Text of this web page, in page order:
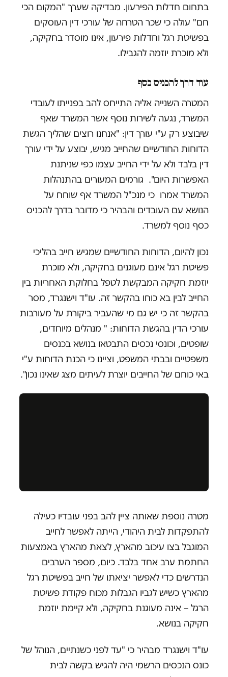
בתחום חדלות הפירעון. מבדיקה שערך "המקום הכי
חם" עולה כי שכר הטרחה של עורכי דין העוסקים
בפשיטת רגל וחדלות פירעון, אינו מוסדר בחקיקה,
ולא מוכרת יוזמה להגבילו.
עוד דרך להכניס כסף
המטרה השנייה אליה התייחס להב בפנייתו לעובדי
המשרד, נגעה לשירות נוסף אשר המשרד שאף
שיבוצע רק ע"י עורך דין: "אנחנו רוצים שהליך הגשת
הדוחות החודשיים שהחייב מגיש, יבוצע על ידי עורך
דין בלבד ולא על ידי החייב עצמו כפי שניתנת
האפשרות היום". גורמים המעורים בהתנהלות
המשרד אמרו כי מנכ"ל המשרד אף שוחח על
הנושא עם העובדים והבהיר כי מדובר בדרך להכניס
כסף נוסף למשרד.
נכון להיום, הדוחות החודשיים שמגיש חייב בהליכי
פשיטת רגל אינם מעוגנים בחקיקה, ולא מוכרת
יוזמת חקיקה המבקשת לטפל בחלוקת האחריות בין
החייב לבין בא כוחו בהקשר זה. עו"ד וישנגרד, מסר
בהקשר זה כי יש גם מי שהעביר ביקורת על מעורבות
עורכי הדין בהגשת הדוחות: " מנהלים מיוחדים,
שופטים, וכונסי נכסים התבטאו בנושא בכנסים
משפטיים ובבתי המשפט, וציינו כי הכנת הדוחות ע"י
באי כוחם של החייבים יוצרת לעיתים מצג שאינו נכון".
מטרה נוספת שאותה ציין להב בפני עובדיו כעילה
להתפקדות לבית היהודי, הייתה לאפשר לחייב
המוגבל בצו עיכוב מהארץ, לצאת מהארץ באמצעות
החתמת ערב אחד בלבד. כיום, מספר הערבים
הנדרשים כדי לאפשר יציאתו של חייב בפשיטת רגל
מהארץ כשיש לגביו הגבלות מכוח פקודת פשיטת
הרגל – אינה מעוגנת בחקיקה, ולא קיימת יוזמת
חקיקה בנושא.
עו"ד וישנגרד מבהיר כי "עד לפני כשנתיים, הנוהל של
כונס הנכסים הרשמי היה להגיש בקשה לבית